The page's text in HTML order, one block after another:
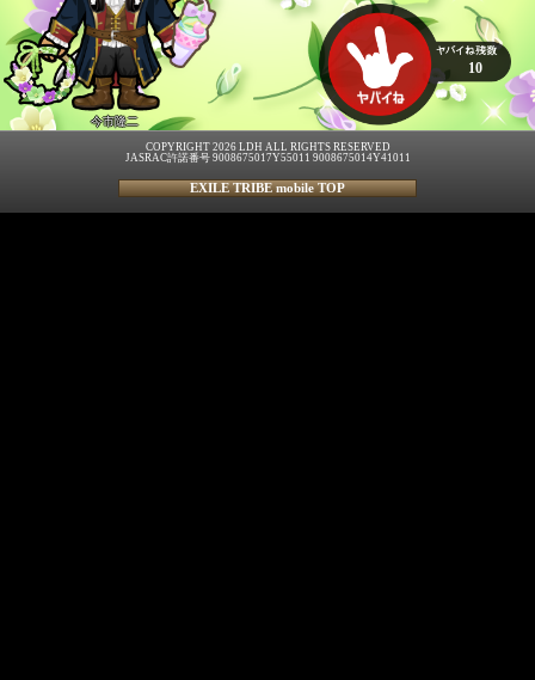
今市隆二
10
COPYRIGHT 2026 LDH ALL RIGHTS RESERVED
JASRAC許諾番号 9008675017Y55011 9008675014Y41011
EXILE TRIBE mobile TOP